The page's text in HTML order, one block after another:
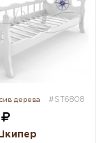
дерева #ST6808